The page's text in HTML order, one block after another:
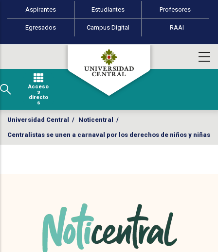
Pasar al contenido principal
Perfiles de usuario
Aspirantes Estudiantes Profesores
Egresados Campus Digital RAAI
Acceso
s
directo
s
Universidad Central / Noticentral /
Centralistas se unen a carnaval por los derechos de niños y niñas